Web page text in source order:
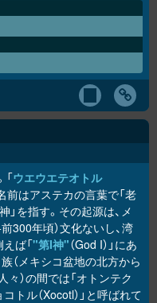
ウエウエテオトル
前はアステカの言葉で「老
」を指す。その起源は、メ
300年頃）文化ないし、湾
ば「"第I神"（God I）」にあ
（メキシコ盆地の北方から
）の間では「オトンテク
トル（Xocotl）」と呼ばれて